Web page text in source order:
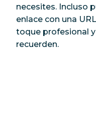
necesites. Incluso
enlace con una
toque profesional
recuerden.